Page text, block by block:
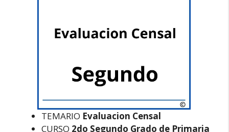
TEMARIO Evaluacion Censal
CURSO 2do Segundo Grado de Primaria